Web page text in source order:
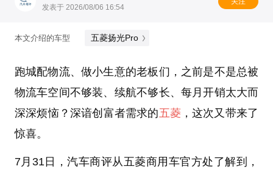
发表于 2026/08/06 16:54
本文介绍的车型 五菱扬光Pro
跑城配物流、做小生意的老板们，之前是不是总被
物流车空间不够装、续航不够长、每月开销太大而
深深烦恼？深谙创富者需求的五菱，这次又带来了
惊喜。
7月31日，汽车商评从五菱商用车官方处了解到，